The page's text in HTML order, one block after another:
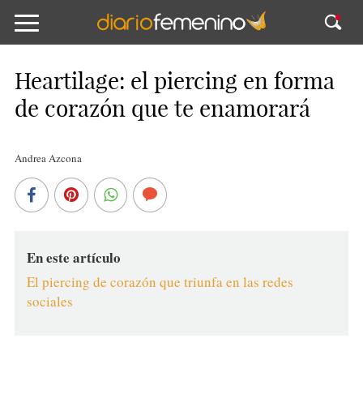
Heartilage: el piercing en forma
de corazón que te enamorará
Andrea Azcona
En este artículo
El piercing de corazón que triunfa en las redes
sociales